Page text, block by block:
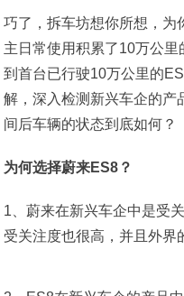
巧了，拆车坊想你所想，为
主日常使用积累了10万公
到首台已行驶10万公里的
解，深入检测新兴车企的产
间后车辆的状态到底如何？
为何选择蔚来ES8？
1、蔚来在新兴车企中是受
受关注度也很高，并且外界